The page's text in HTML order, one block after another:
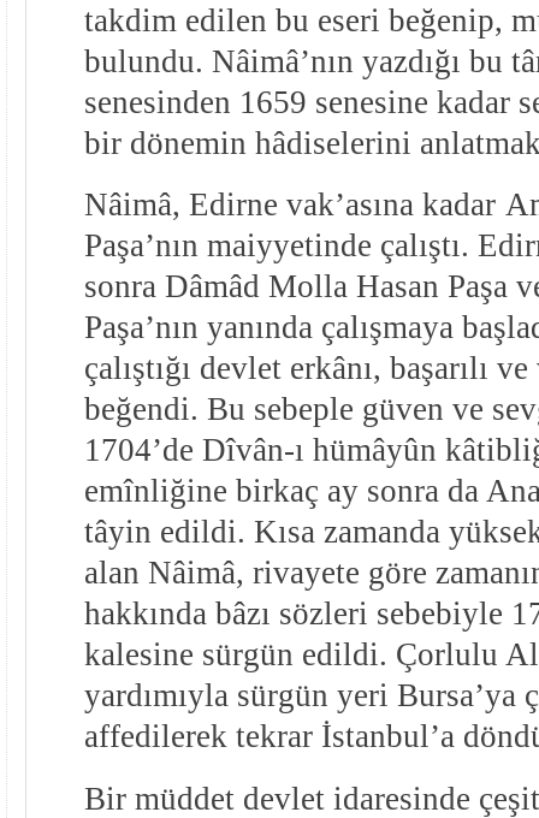
takdim edilen bu eseri beğenip,
bulundu. Nâimâ’nın yazdığı bu
senesinden 1659 senesine kadar
bir dönemin hâdiselerini
Nâimâ, Edirne vak’asına kadar
Paşa’nın maiyyetinde çalıştı.
sonra Dâmâd Molla Hasan Paşa
Paşa’nın yanında çalışmaya
çalıştığı devlet erkânı, başarılı
beğendi. Bu sebeple güven ve
1704’de Dîvân-ı hümâyûn
emînliğine birkaç ay sonra da
tâyin edildi. Kısa zamanda
alan Nâimâ, rivayete göre
hakkında bâzı sözleri sebebiyle
kalesine sürgün edildi. Çorlulu Ali
yardımıyla sürgün yeri
affedilerek tekrar İstanbul’a
Bir müddet devlet idaresinde